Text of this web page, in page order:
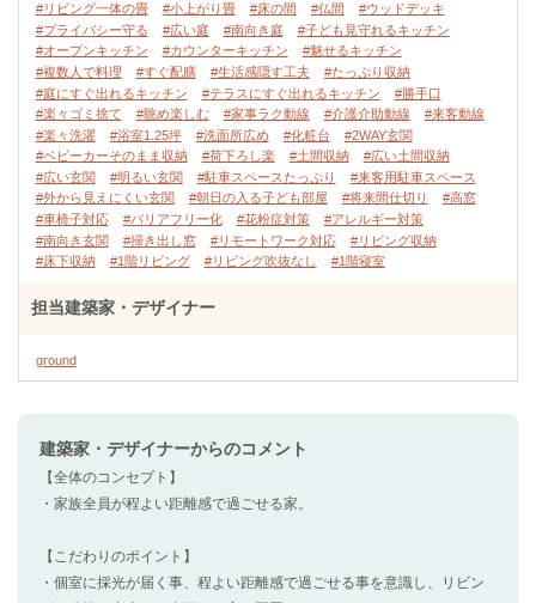
#リビング一体の畳
#小上がり畳 #床の間 #仏間
#ウッドデッキ
#プライバシー守る
#広い庭 #南向き庭
#子ども見守れるキッチン
#オープンキッチン
#カウンターキッチン
#魅せるキッチン
#複数人で料理
#すぐ配膳 #生活感隠す工夫
#たっぷり収納
#庭にすぐ出れるキッチン
#テラスにすぐ出れるキッチン
#勝手口
#楽々ゴミ捨て
#眺め楽しむ #家事ラク動線 #介護介助動線
#来客動線
#楽々洗濯
#浴室1.25坪 #洗面所広め #化粧台
#2WAY玄関
#ベビーカーそのまま収納
#荷下ろし楽 #土間収納
#広い土間収納
#広い玄関
#明るい玄関 #駐車スペースたっぷり
#来客用駐車スペース
#外から見えにくい玄関
#朝日の入る子ども部屋 #将来間仕切り
#高窓
#車椅子対応
#バリアフリー化 #花粉症対策
#アレルギー対策
#南向き玄関
#掃き出し窓 #リモートワーク対応
#リビング収納
#床下収納
#1階リビング #リビング吹抜なし #1階寝室
担当建築家・デザイナー
ground
建築家・デザイナーからのコメント
【全体のコンセプト】
・家族全員が程よい距離感で過ごせる家。
【こだわりのポイント】
・個室に採光が届く事、程よい距離感で過ごせる事を意識し、リビン